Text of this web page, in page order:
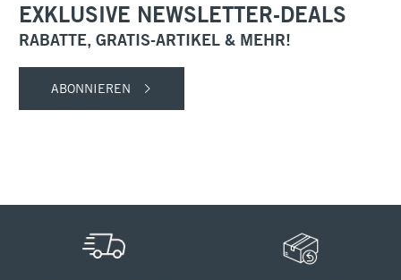
EXKLUSIVE NEWSLETTER-DEALS
RABATTE, GRATIS-ARTIKEL & MEHR!
ABONNIEREN